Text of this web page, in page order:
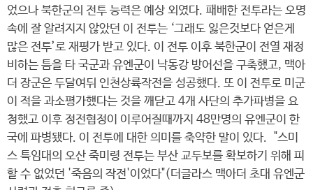
었으나 북한군의 전투 능력은 예상 외였다. 패배한 전투라는 오명
속에 잘 알려지지 않았던 이 전투는 ‘그래도 잃은것보다 얻은게
많은 전투’로 재평가 받고 있다. 이 전투 이후 북한군이 전열 재정
비하는 틈을 타 국군과 유엔군이 낙동강 방어선을 구축했고, 맥아
더 장군은 두달여뒤 인천상륙작전을 성공했다. 또 이 전투로 미군
이 적을 과소평가했다는 것을 깨닫고 4개 사단의 추가파병을 요
청했고 이후 정전협정이 이루어질때까지 48만명의 유엔군이 한
국에 파병됐다. 이 전투에 대한 의미를 축약한 말이 있다. "스미
스 특임대의 오산 죽미령 전투는 부산 교두보를 확보하기 위해 피
할 수 없었던 '죽음의 작전'이었다"(더글라스 맥아더 초대 유엔군